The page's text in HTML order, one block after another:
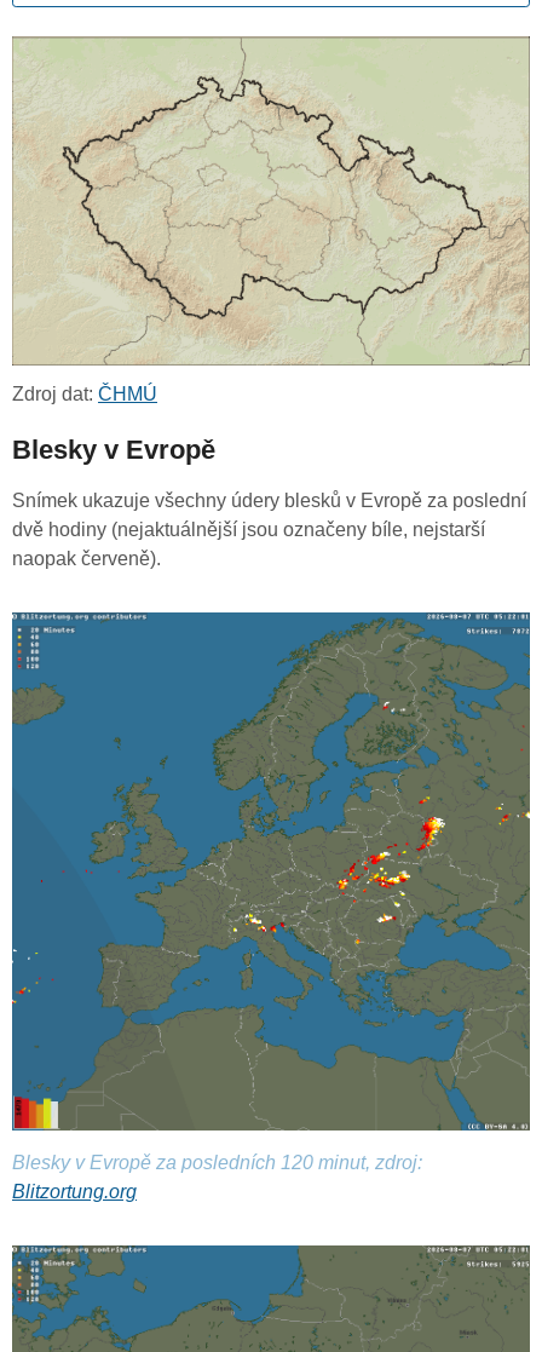
Zdroj dat: ČHMÚ
Blesky v Evropě
Snímek ukazuje všechny údery blesků v Evropě za poslední
dvě hodiny (nejaktuálnější jsou označeny bíle, nejstarší
naopak červeně).
Blesky v Evropě za posledních 120 minut, zdroj:
Blitzortung.org